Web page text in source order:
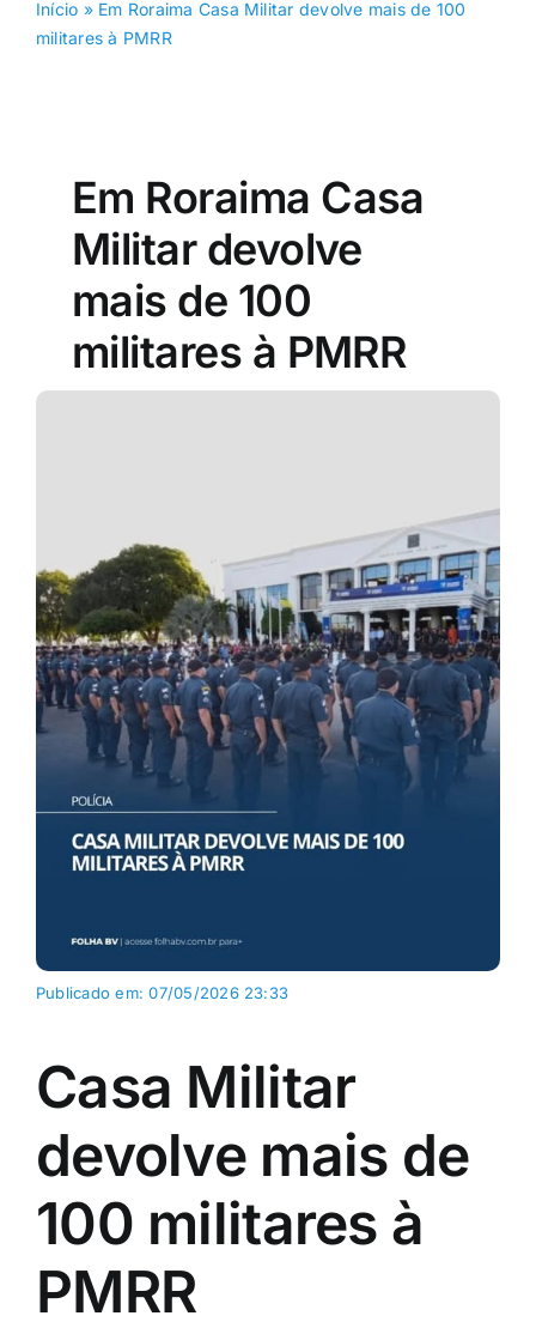
Início » Em Roraima Casa Militar devolve mais de 100
militares à PMRR
Em Roraima Casa
Militar devolve
mais de 100
militares à PMRR
Publicado em: 07/05/2026 23:33
Casa Militar
devolve mais de
100 militares à
PMRR